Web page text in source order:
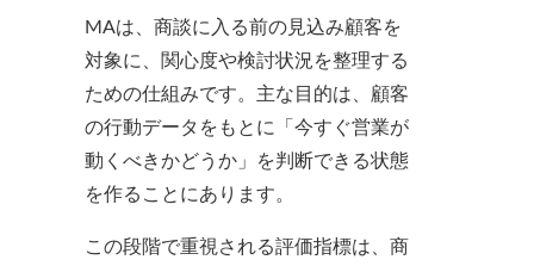
MAは、商談に入る前の見込み顧客を
対象に、関心度や検討状況を整理する
ための仕組みです。主な目的は、顧客
の行動データをもとに「今すぐ営業が
動くべきかどうか」を判断できる状態
を作ることにあります。
この段階で重視される評価指標は、商